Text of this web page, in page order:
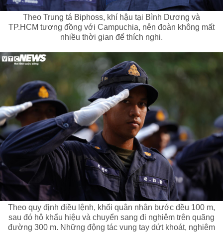
Theo Trung tá Biphoss, khí hậu tại Bình Dương và
TP.HCM tương đồng với Campuchia, nên đoàn không mất
nhiều thời gian để thích nghi.
Theo quy định điều lệnh, khối quân nhân bước đều 100 m,
sau đó hô khẩu hiệu và chuyển sang đi nghiêm trên quãng
đường 300 m. Những động tác vung tay dứt khoát, nghiêm